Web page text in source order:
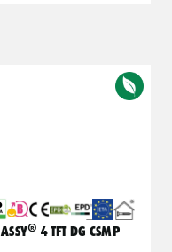
ASSY® 4 TFT DG CSMP